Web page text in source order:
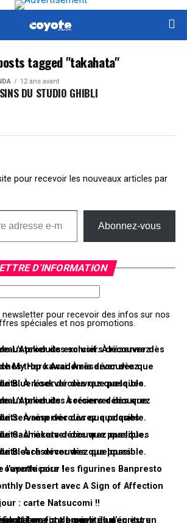
tagged "takahata"
12 ans avant
DU STUDIO GHIBLI
pour recevoir les nouveaux articles par
Abonnez-vous
D’INFORMATION
pour recevoir des infos sur nos
spéciales et nos promotions.